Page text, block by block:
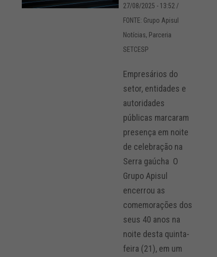
27/08/2025 - 13:52 /
FONTE: Grupo Apisul
Notícias, Parceria
SETCESP
Empresários do
setor, entidades e
autoridades
públicas marcaram
presença em noite
de celebração na
Serra gaúcha O
Grupo Apisul
encerrou as
comemorações dos
seus 40 anos na
noite desta quinta-
feira (21), em um